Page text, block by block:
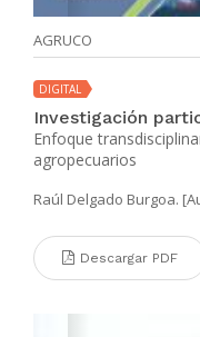
AGRUCO
DIGITAL
Enfoque
agropecuarios
Raúl Delgado Burgoa.
Descargar PDF